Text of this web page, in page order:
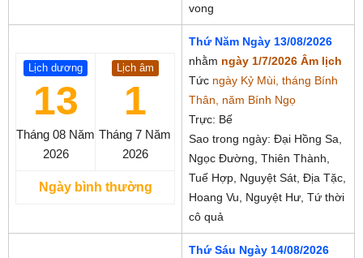
vong
Lịch dương
13
Tháng 08 Năm
2026
Lịch âm
1
Tháng 7 Năm
2026
Ngày bình thường
Thứ Năm Ngày 13/08/2026
nhằm ngày 1/7/2026 Âm lịch
Tức ngày Kỷ Mùi, tháng Bính
Thân, năm Bính Ngọ
Trực: Bế
Sao trong ngày: Đại Hồng Sa,
Ngọc Đường, Thiên Thành,
Tuế Hợp, Nguyệt Sát, Địa Tặc,
Hoang Vu, Nguyệt Hư, Tứ thời
cô quả
Thứ Sáu Ngày 14/08/2026